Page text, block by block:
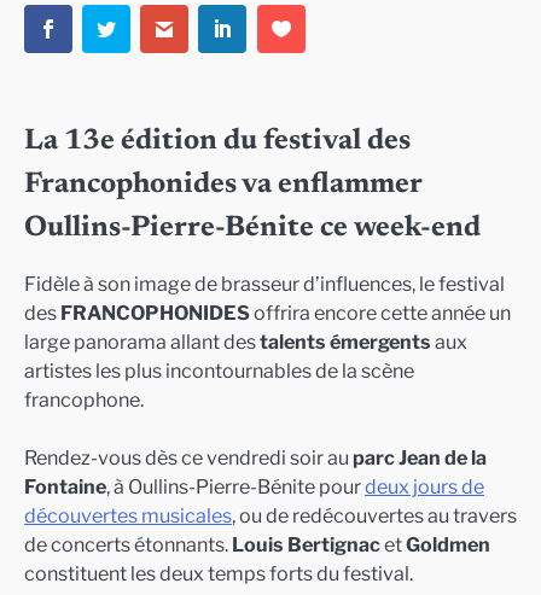
La 13e édition du festival des
Francophonides va enflammer
Oullins-Pierre-Bénite ce week-end
Fidèle à son image de brasseur d’influences, le festival
des FRANCOPHONIDESoffrira encore cette année un
large panorama allant destalents émergents aux
artistes les plus incontournables de la scène
francophone.
Rendez-vous dès ce vendredi soir au parc Jean de la
Fontaine, à Oullins-Pierre-Bénite pourdeux jours de
découvertes musicales, ou de redécouvertes au travers
de concerts étonnants. Louis BertignacetGoldmen
constituent les deux temps forts du festival.